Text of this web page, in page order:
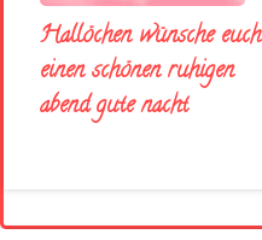
Hallöchen wünsche euch
einen schönen ruhigen
abend gute nacht